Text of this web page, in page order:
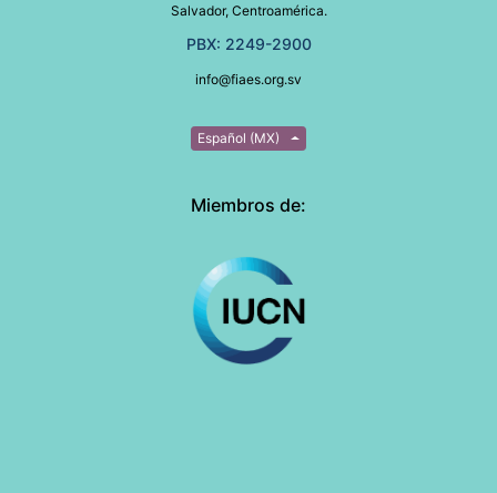
Salvador, Centroamérica.
PBX: 2249-2900
info@fiaes.org.sv
Español (MX)
Miembros de: